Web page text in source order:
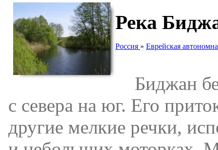
Река
Россия » Еврейская
Биджан
с севера на юг. Его
другие мелкие речки,